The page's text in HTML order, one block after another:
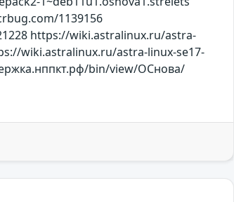
1139156
https://wiki.astralinux.ru/astra-
wiki.astralinux.ru/astra-linux-se17-
bin/view/ОСнова/